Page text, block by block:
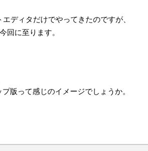
ディタだけでやってきたのですが、
回に至ります。
版って感じのイメージでしょうか。